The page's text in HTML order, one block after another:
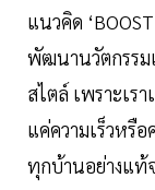
แนวคิด
พัฒนานวัตกรร
สไตล์ เพราะเร
แค่ความเร็วหรือ
ทุกบ้านอย่างแท้